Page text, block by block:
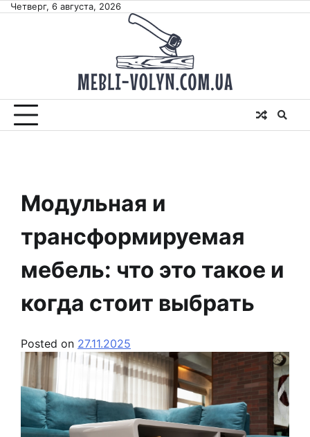
SkipЧетверг, 6 августа, 2026
Модульная и
трансформируемая
мебель: что это такое и
когда стоит выбрать
Posted on 27.11.2025